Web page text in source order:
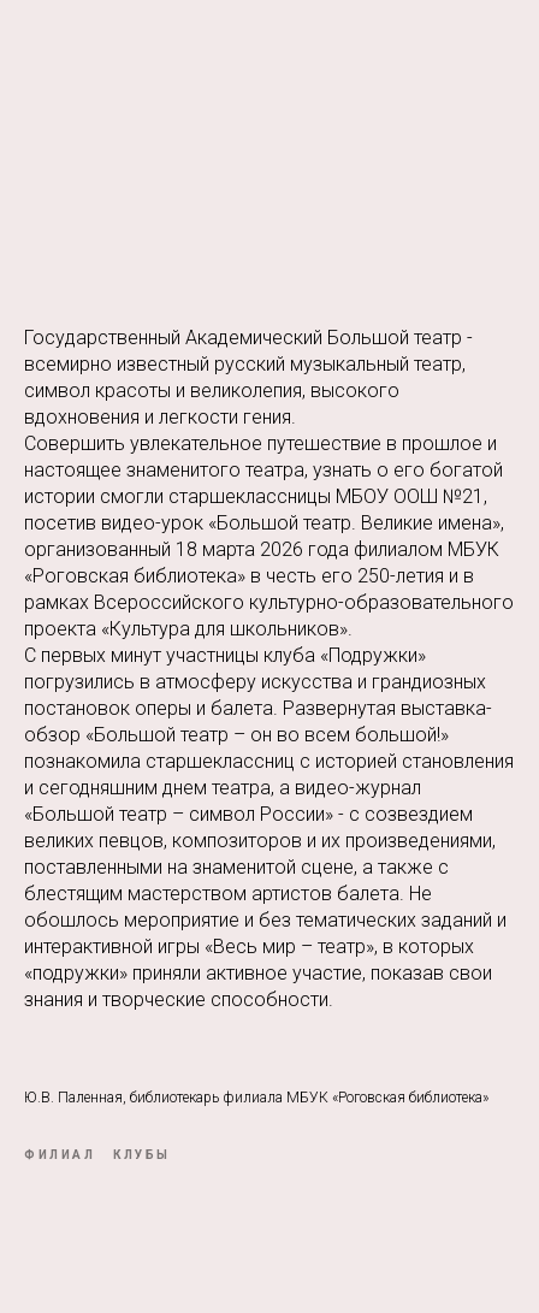
Государственный Академический Большой театр -
всемирно известный русский музыкальный театр,
символ красоты и великолепия, высокого
вдохновения и легкости гения.
Совершить увлекательное путешествие в прошлое и
настоящее знаменитого театра, узнать о его богатой
истории смогли старшеклассницы МБОУ ООШ №21,
посетив видео-урок «Большой театр. Великие имена»,
организованный 18 марта 2026 года филиалом МБУК
«Роговская библиотека» в честь его 250-летия и в
рамках Всероссийского культурно-образовательного
проекта «Культура для школьников».
С первых минут участницы клуба «Подружки»
погрузились в атмосферу искусства и грандиозных
постановок оперы и балета. Развернутая выставка-
обзор «Большой театр – он во всем большой!»
познакомила старшеклассниц с историей становления
и сегодняшним днем театра, а видео-журнал
«Большой театр – символ России» - с созвездием
великих певцов, композиторов и их произведениями,
поставленными на знаменитой сцене, а также с
блестящим мастерством артистов балета. Не
обошлось мероприятие и без тематических заданий и
интерактивной игры «Весь мир – театр», в которых
«подружки» приняли активное участие, показав свои
знания и творческие способности.
Ю.В. Паленная, библиотекарь филиала МБУК «Роговская библиотека»
ФИЛИАЛ КЛУБЫ